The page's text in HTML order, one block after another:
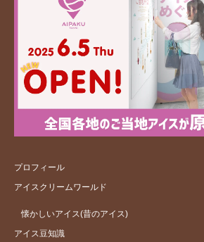
プロフィール
アイスクリームワールド
懐かしいアイス(昔のアイス)
アイス豆知識